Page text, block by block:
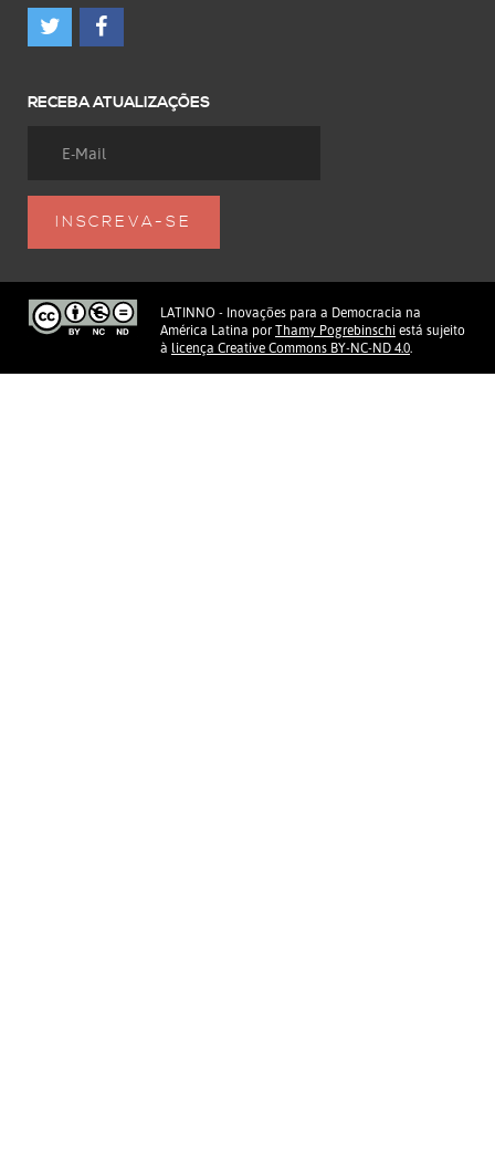
RECEBA ATUALIZAÇÕES
LATINNO - Inovações para a Democracia na
América Latina por Thamy Pogrebinschi está sujeito
à licença Creative Commons BY-NC-ND 4.0.